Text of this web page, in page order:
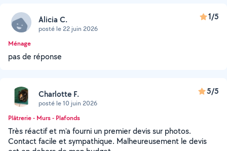
Alicia C.
posté le 22 juin 2026
1/5
Ménage
pas de réponse
Charlotte F.
posté le 10 juin 2026
5/5
Plâtrerie - Murs - Plafonds
Très réactif et m'a fourni un premier devis sur photos.
Contact facile et sympathique. Malheureusement le devis